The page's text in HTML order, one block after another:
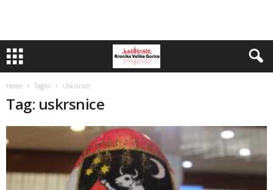
Home Tagovi Uskrsnice
Tag: uskrsnice